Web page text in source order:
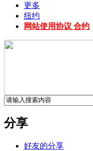
更多
纽约
网站使用协议 合约
分享
好友的分享